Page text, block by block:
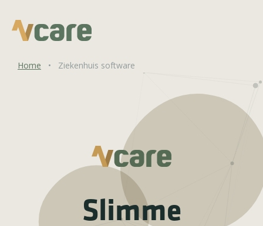
Home • Ziekenhuis software
Slimme